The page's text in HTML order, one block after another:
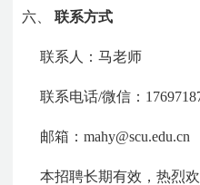
六、联系方式
联系人：马老师
联系电话/微信：
邮箱：mahy@scu.edu.cn
本招聘长期有效，热烈